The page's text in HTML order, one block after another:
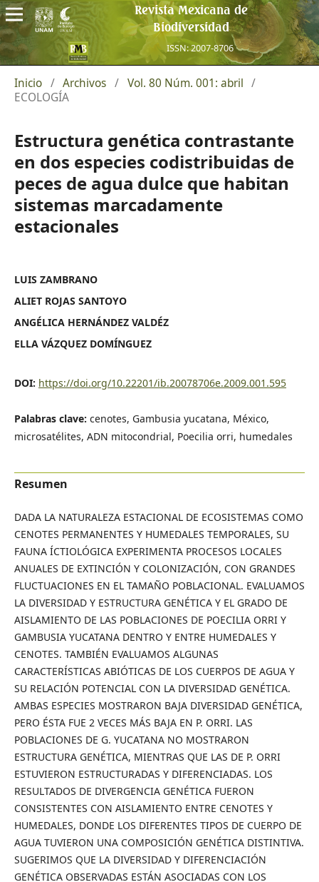
Revista Mexicana de
Biodiversidad
ISSN: 2007-8706
Inicio / Archivos / Vol. 80 Núm. 001: abril /
ECOLOGÍA
Estructura genética contrastante
en dos especies codistribuidas de
peces de agua dulce que habitan
sistemas marcadamente
estacionales
LUIS ZAMBRANO
ALIET ROJAS SANTOYO
ANGÉLICA HERNÁNDEZ VALDÉZ
ELLA VÁZQUEZ DOMÍNGUEZ
DOI: https://doi.org/10.22201/ib.20078706e.2009.001.595
Palabras clave: cenotes, Gambusia yucatana, México,
microsatélites, ADN mitocondrial, Poecilia orri, humedales
Resumen
DADA LA NATURALEZA ESTACIONAL DE ECOSISTEMAS COMO
CENOTES PERMANENTES Y HUMEDALES TEMPORALES, SU
FAUNA ÍCTIOLÓGICA EXPERIMENTA PROCESOS LOCALES
ANUALES DE EXTINCIÓN Y COLONIZACIÓN, CON GRANDES
FLUCTUACIONES EN EL TAMAÑO POBLACIONAL. EVALUAMOS
LA DIVERSIDAD Y ESTRUCTURA GENÉTICA Y EL GRADO DE
AISLAMIENTO DE LAS POBLACIONES DE POECILIA ORRI Y
GAMBUSIA YUCATANA DENTRO Y ENTRE HUMEDALES Y
CENOTES. TAMBIÉN EVALUAMOS ALGUNAS
CARACTERÍSTICAS ABIÓTICAS DE LOS CUERPOS DE AGUA Y
SU RELACIÓN POTENCIAL CON LA DIVERSIDAD GENÉTICA.
AMBAS ESPECIES MOSTRARON BAJA DIVERSIDAD GENÉTICA,
PERO ÉSTA FUE 2 VECES MÁS BAJA EN P. ORRI. LAS
POBLACIONES DE G. YUCATANA NO MOSTRARON
ESTRUCTURA GENÉTICA, MIENTRAS QUE LAS DE P. ORRI
ESTUVIERON ESTRUCTURADAS Y DIFERENCIADAS. LOS
RESULTADOS DE DIVERGENCIA GENÉTICA FUERON
CONSISTENTES CON AISLAMIENTO ENTRE CENOTES Y
HUMEDALES, DONDE LOS DIFERENTES TIPOS DE CUERPO DE
AGUA TUVIERON UNA COMPOSICIÓN GENÉTICA DISTINTIVA.
SUGERIMOS QUE LA DIVERSIDAD Y DIFERENCIACIÓN
GENÉTICA OBSERVADAS ESTÁN ASOCIADAS CON LOS